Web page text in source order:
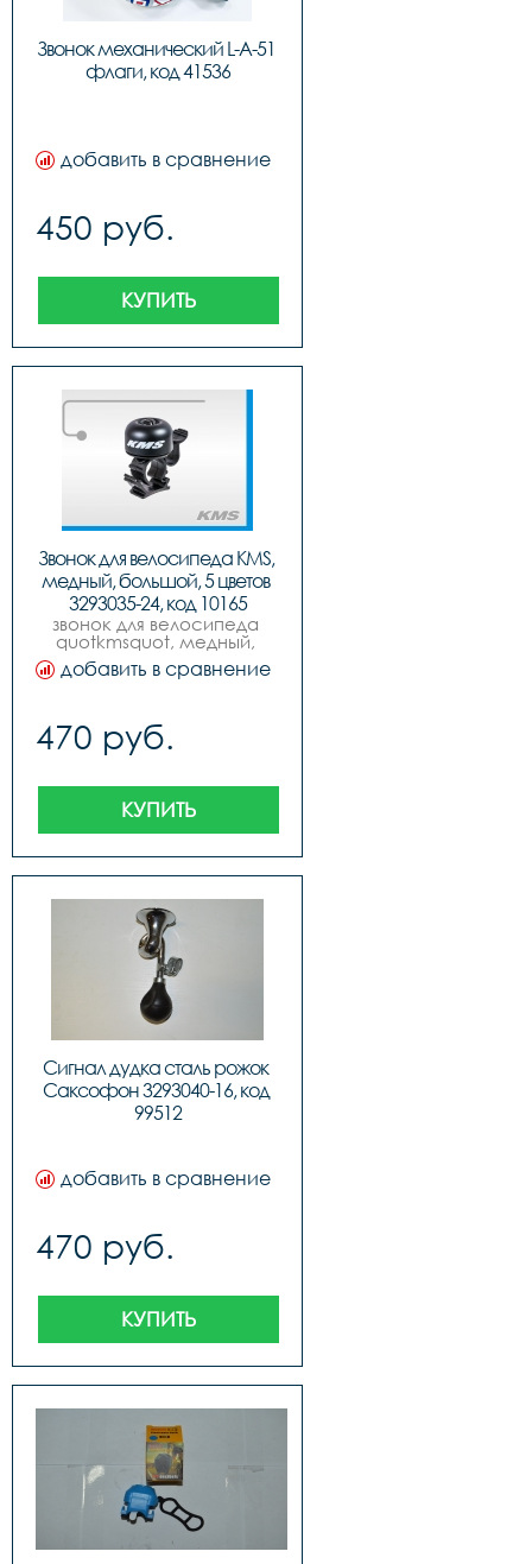
Звонок механический L-A-51
флаги, код 41536
добавить в сравнение
450 руб.
КУПИТЬ
Звонок для велосипеда KMS,
медный, большой, 5 цветов
3293035-24, код 10165
звонок для велосипеда
quotkmsquot, медный,
большой, 5 цветов
синчерн, краснчерн,
блистер.
добавить в сравнение
470 руб.
КУПИТЬ
Сигнал дудка сталь рожок
Саксофон 3293040-16, код
99512
добавить в сравнение
470 руб.
КУПИТЬ